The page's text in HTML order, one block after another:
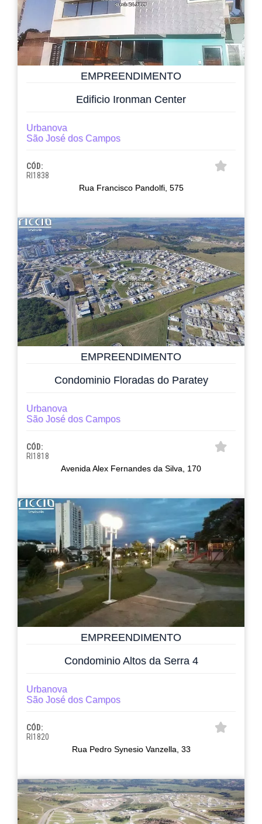
EMPREENDIMENTO
Edificio Ironman Center
Urbanova
São José dos Campos
CÓD:
RI1838
Rua Francisco Pandolfi, 575
EMPREENDIMENTO
Condominio Floradas do Paratey
Urbanova
São José dos Campos
CÓD:
RI1818
Avenida Alex Fernandes da Silva, 170
EMPREENDIMENTO
Condominio Altos da Serra 4
Urbanova
São José dos Campos
CÓD:
RI1820
Rua Pedro Synesio Vanzella, 33